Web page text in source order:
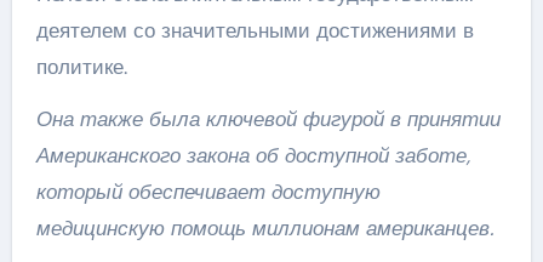
деятелем со значительными достижениями в
политике.
Она также была ключевой фигурой в принятии
Американского закона об доступной заботе,
который обеспечивает доступную
медицинскую помощь миллионам американцев.